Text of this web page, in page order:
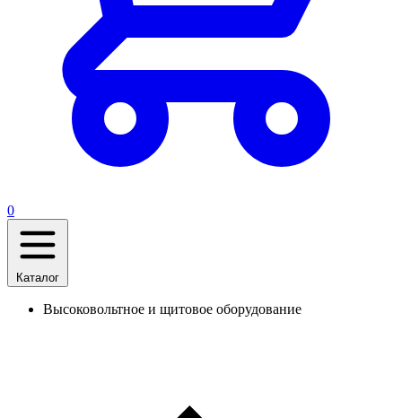
0
Каталог
Высоковольтное и щитовое оборудование